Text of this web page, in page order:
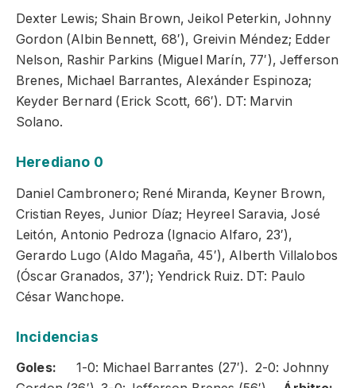
Dexter Lewis; Shain Brown, Jeikol Peterkin, Johnny
Gordon (Albin Bennett, 68′), Greivin Méndez; Edder
Nelson, Rashir Parkins (Miguel Marín, 77′), Jefferson
Brenes, Michael Barrantes, Alexánder Espinoza;
Keyder Bernard (Erick Scott, 66′). DT: Marvin
Solano.
Herediano 0
Daniel Cambronero; René Miranda, Keyner Brown,
Cristian Reyes, Junior Díaz; Heyreel Saravia, José
Leitón, Antonio Pedroza (Ignacio Alfaro, 23′),
Gerardo Lugo (Aldo Magaña, 45′), Alberth Villalobos
(Óscar Granados, 37′); Yendrick Ruiz. DT: Paulo
César Wanchope.
Incidencias
Goles: 1-0: Michael Barrantes (27′). 2-0: Johnny